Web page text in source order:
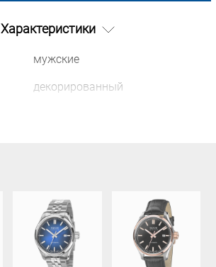
Характеристики
мужские
декорированный